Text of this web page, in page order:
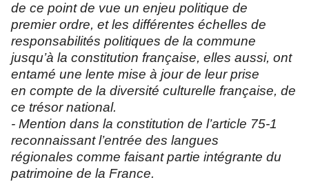
de ce point de vue un enjeu politique de
premier ordre, et les différentes échelles de
responsabilités politiques de la commune
jusqu’à la constitution française, elles aussi, ont
entamé une lente mise à jour de leur prise
en compte de la diversité culturelle française, de
ce trésor national.
- Mention dans la constitution de l’article 75-1
reconnaissant l’entrée des langues
régionales comme faisant partie intégrante du
patrimoine de la France.